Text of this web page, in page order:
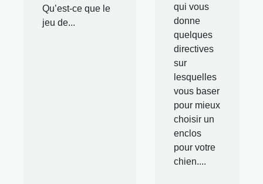
Qu’est-ce que le
jeu de...
qui vous
donne
quelques
directives
sur
lesquelles
vous baser
pour mieux
choisir un
enclos
pour votre
chien....